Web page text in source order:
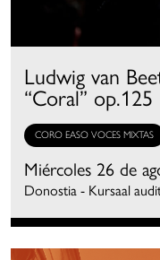
Ludwig van
“Coral” op.125
CORO EASO VOCES MIXTAS
Miércoles 26 de
Donostia - Kursaal